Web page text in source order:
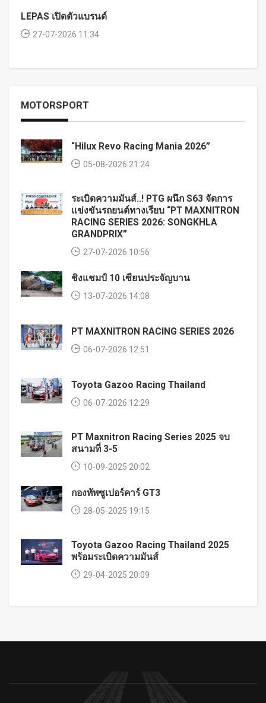
LEPAS เปิดตัวแบรนด์
27-07-2026 11:34
MOTORSPORT
“Hilux Revo Racing Mania 2026”
05-08-2026 21:24
ระเบิดความมันส์..! PTG ผนึก S63 จัดการ
แข่งขันรถยนต์ทางเรียบ “PT MAXNITRON
RACING SERIES 2026: SONGKHLA
GRANDPRIX”
27-07-2026 10:56
ชิงแชมป์ 10 เซียนประจัญบาน
13-07-2026 14:08
PT MAXNITRON RACING SERIES 2026
06-07-2026 12:51
Toyota Gazoo Racing Thailand
06-07-2026 12:29
PT Maxnitron Racing Series 2025 จบ
สนามที่ 3-5
10-09-2025 20:02
กองทัพซูเปอร์คาร์ GT3
28-05-2025 19:15
Toyota Gazoo Racing Thailand 2025
พร้อมระเบิดความมันส์
29-04-2025 20:09